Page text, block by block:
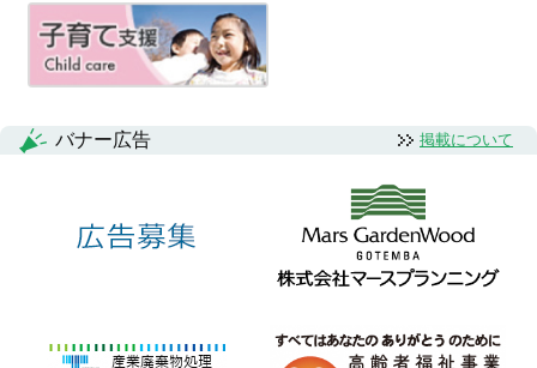
ン
バナー広告 掲載について